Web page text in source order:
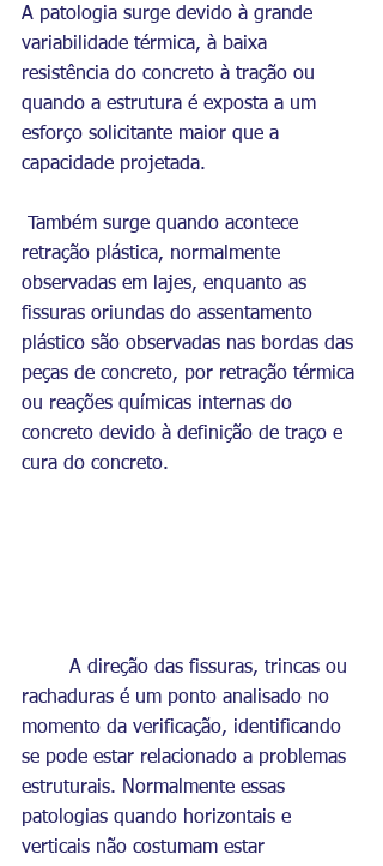
A patologia surge devido à grande
variabilidade térmica, à baixa
resistência do concreto à tração ou
quando a estrutura é exposta a um
esforço solicitante maior que a
capacidade projetada.
retração plástica, normalmente
observadas em lajes, enquanto as
fissuras oriundas do assentamento
plástico são observadas nas bordas das
peças de concreto, por retração térmica
ou reações químicas internas do
concreto devido à definição de traço e
cura do concreto.
rachaduras é um ponto analisado no
momento da verificação, identificando
se pode estar relacionado a problemas
estruturais. Normalmente essas
patologias quando horizontais e
verticais não costumam estar